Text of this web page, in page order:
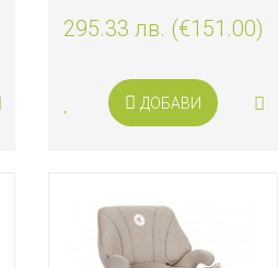
ЗЕЛЕН
295.33 лв. (€151.00)
ДОБАВИ